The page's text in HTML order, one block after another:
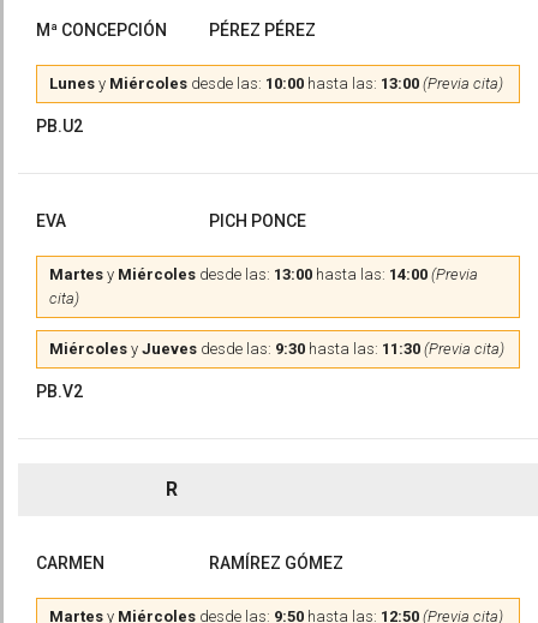
Mª CONCEPCIÓN PÉREZ PÉREZ
Lunes y Miércoles desde las: 10:00 hasta las: 13:00 (Previa cita)
PB.U2
EVA PICH PONCE
Martes y Miércoles desde las: 13:00 hasta las: 14:00 (Previa
cita)
Miércoles y Jueves desde las: 9:30 hasta las: 11:30 (Previa cita)
PB.V2
R
CARMEN RAMÍREZ GÓMEZ
Martes y Miércoles desde las: 9:50 hasta las: 12:50 (Previa cita)